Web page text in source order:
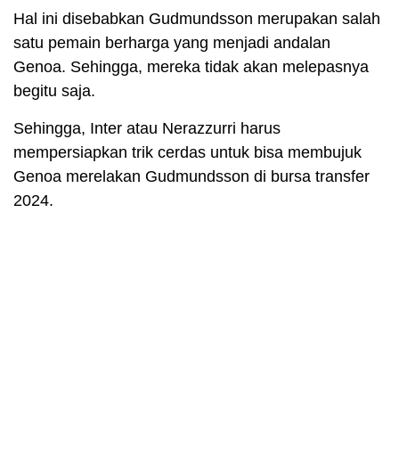
Hal ini disebabkan Gudmundsson merupakan salah
satu pemain berharga yang menjadi andalan
Genoa. Sehingga, mereka tidak akan melepasnya
begitu saja.
Sehingga, Inter atau Nerazzurri harus
mempersiapkan trik cerdas untuk bisa membujuk
Genoa merelakan Gudmundsson di bursa transfer
2024.